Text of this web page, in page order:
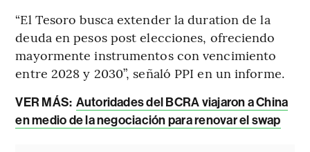
“El Tesoro busca extender la duration de la
deuda en pesos post elecciones, ofreciendo
mayormente instrumentos con vencimiento
entre 2028 y 2030”, señaló PPI en un informe.
VER MÁS: Autoridades del BCRA viajaron a China
en medio de la negociación para renovar el swap